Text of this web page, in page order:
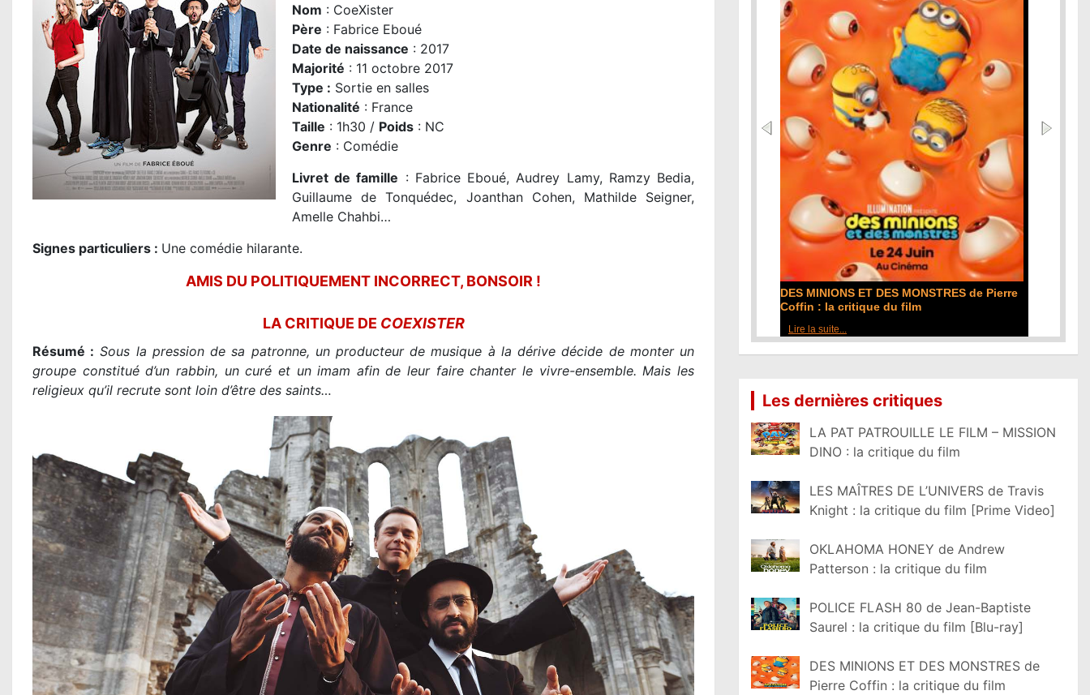
Nom : CoeXister
Père : Fabrice Eboué
Date de naissance : 2017
Majorité : 11 octobre 2017
Type : Sortie en salles
Nationalité : France
Taille : 1h30 / Poids : NC
Genre : Comédie
Livret de famille : Fabrice Eboué, Audrey Lamy, Ramzy Bedia,
Guillaume de Tonquédec, Joanthan Cohen, Mathilde Seigner,
Amelle Chahbi…
Signes particuliers : Une comédie hilarante.
AMIS DU POLITIQUEMENT INCORRECT, BONSOIR !
LA CRITIQUE DE COEXISTER
Résumé : Sous la pression de sa patronne, un producteur de musique à la dérive décide de monter un
groupe constitué d’un rabbin, un curé et un imam afin de leur faire chanter le vivre-ensemble. Mais les
religieux qu’il recrute sont loin d’être des saints…
L'ODYSSÉE de Christopher Nolan : la
critique du film
Lire la suite...
Les dernières critiques
LA PAT PATROUILLE LE FILM – MISSION
DINO : la critique du film
LES MAÎTRES DE L’UNIVERS de Travis
Knight : la critique du film [Prime Video]
OKLAHOMA HONEY de Andrew
Patterson : la critique du film
POLICE FLASH 80 de Jean-Baptiste
Saurel : la critique du film [Blu-ray]
DES MINIONS ET DES MONSTRES de
Pierre Coffin : la critique du film